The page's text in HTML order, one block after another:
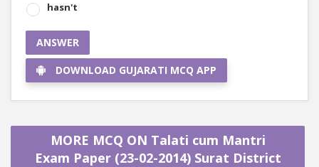
hasn't
ANSWER
DOWNLOAD GUJARATI MCQ APP
MORE MCQ ON Talati cum Mantri
Exam Paper (23-02-2014) Surat District